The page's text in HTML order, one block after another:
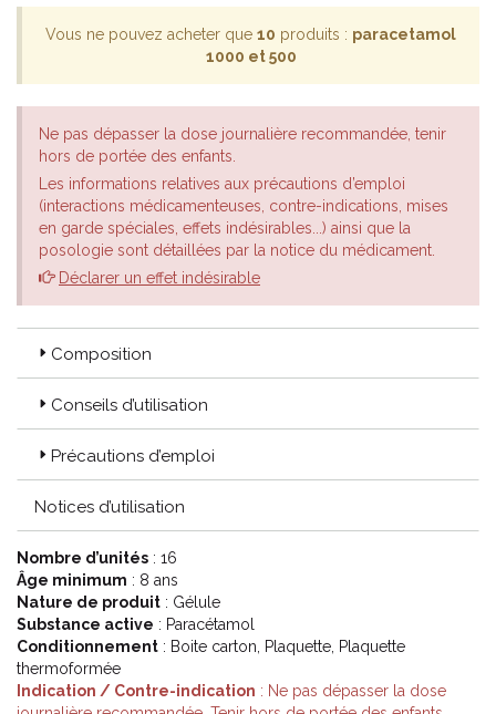
Vous ne pouvez acheter que 10 produits : paracetamol
1000 et 500
Ne pas dépasser la dose journalière recommandée, tenir
hors de portée des enfants.
Les informations relatives aux précautions d’emploi
(interactions médicamenteuses, contre-indications, mises
en garde spéciales, effets indésirables...) ainsi que la
posologie sont détaillées par la notice du médicament.
Déclarer un effet indésirable
Composition
Conseils d’utilisation
Précautions d’emploi
Notices d’utilisation
Nombre d’unités : 16
Âge minimum : 8 ans
Nature de produit : Gélule
Substance active : Paracétamol
Conditionnement : Boite carton, Plaquette, Plaquette
thermoformée
Indication / Contre-indication : Ne pas dépasser la dose